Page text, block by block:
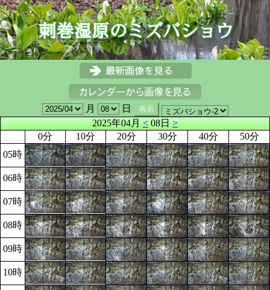
月
日
2025年04月<08日>
0分
10分 20分 30分 40分
50分
05時
06時
07時
08時
09時
10時